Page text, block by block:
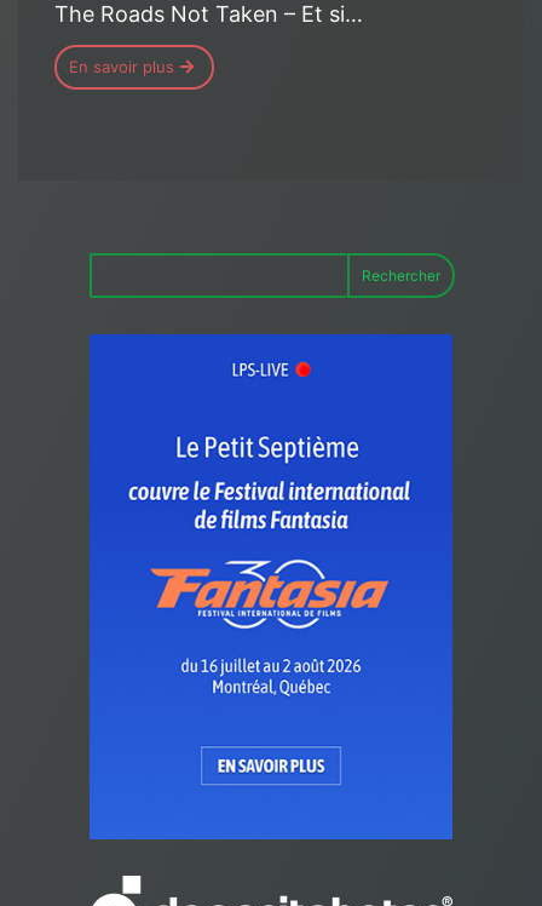
The Roads Not Taken – Et si…
En savoir plus
Rechercher